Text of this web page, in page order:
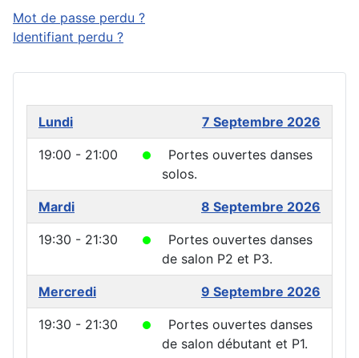
Mot de passe perdu ?
Identifiant perdu ?
Lundi 7 Septembre 2026
19:00 - 21:00
Portes ouvertes danses
solos.
Mardi 8 Septembre 2026
19:30 - 21:30
Portes ouvertes danses
de salon P2 et P3.
Mercredi 9 Septembre 2026
19:30 - 21:30
Portes ouvertes danses
de salon débutant et P1.